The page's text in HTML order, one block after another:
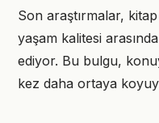
Son araştırmalar,
yaşam kalitesi
ediyor. Bu bulgu,
kez daha ortaya